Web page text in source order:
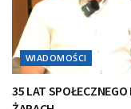
WIADOMOŚCI
35 LAT